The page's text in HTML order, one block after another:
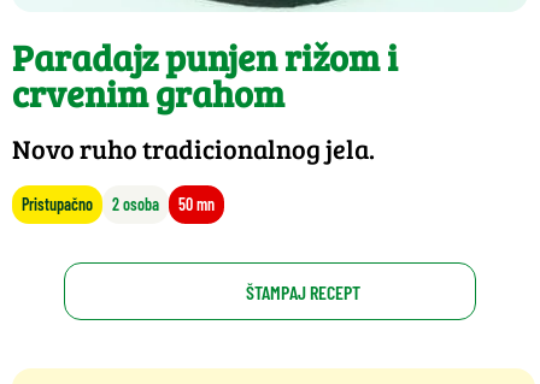
Paradajz punjen rižom i
crvenim grahom
Novo ruho tradicionalnog jela.
Pristupačno 2 osoba 50 mn
ŠTAMPAJ RECEPT